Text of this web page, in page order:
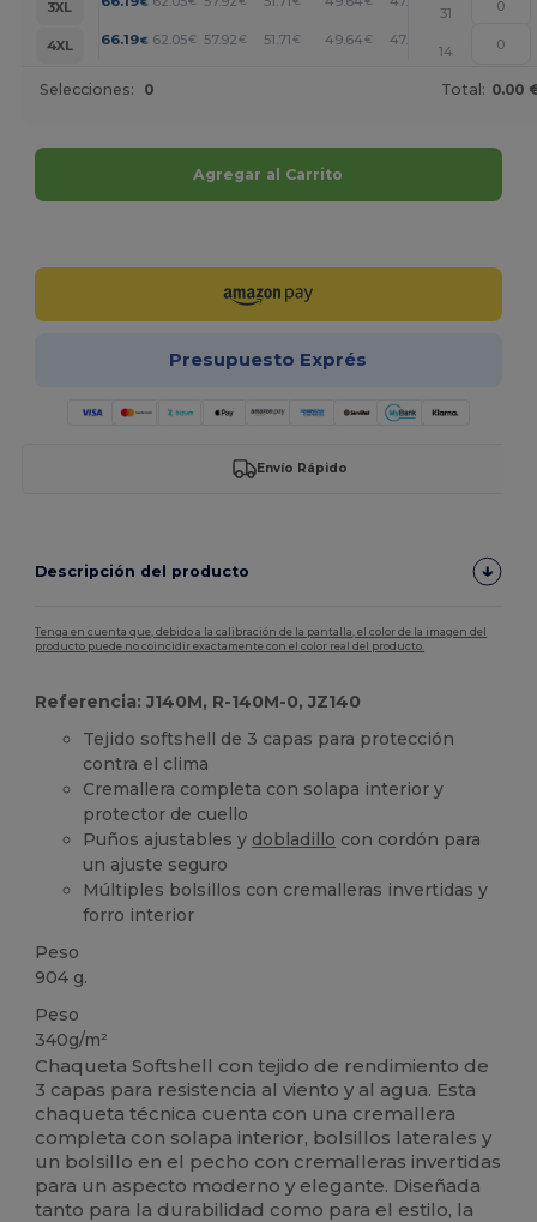
3XL
31
4XL
66.19€ 62.05€ 57.92€ 51.71€ 49.64€ 47.58
14
Selecciones: 0 Total: 0.00
Agregar al Carrito
Presupuesto Exprés
Envío Rápido
Descripción del producto
Tenga en cuenta que, debido a la calibración de la pantalla, el color de la imagen del
producto puede no coincidir exactamente con el color real del producto.
Referencia: J140M, R-140M-0, JZ140
Tejido softshell de 3 capas para protección
contra el clima
Cremallera completa con solapa interior y
protector de cuello
Puños ajustables y dobladillo con cordón para
un ajuste seguro
Múltiples bolsillos con cremalleras invertidas y
forro interior
Peso
904 g.
Peso
340g/m²
Chaqueta Softshell con tejido de rendimiento de
3 capas para resistencia al viento y al agua. Esta
chaqueta técnica cuenta con una cremallera
completa con solapa interior, bolsillos laterales y
un bolsillo en el pecho con cremalleras invertidas
para un aspecto moderno y elegante. Diseñada
tanto para la durabilidad como para el estilo, la